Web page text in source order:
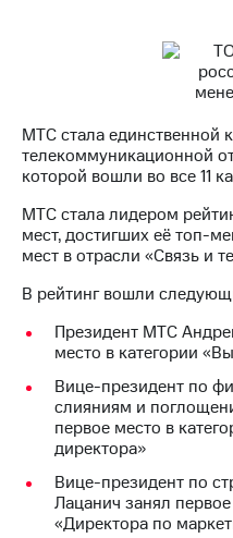
МТС стала единственной
телекоммуникационной
которой вошли во все 11
МТС стала лидером
мест, достигших её топ-
мест в отрасли «Связь и
В рейтинг вошли
Президент МТС
место в категории
Вице-президент по
слияниям и
первое место в
директора»
Вице-президент по
Лацанич занял
«Директора по